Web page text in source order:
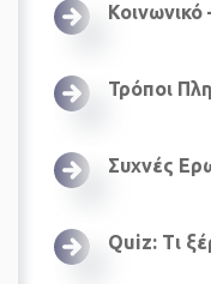
Κοινωνικό
Τρόποι
Συχνές
Quiz: Τι